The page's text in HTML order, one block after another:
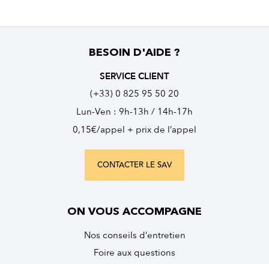
BESOIN D'AIDE ?
SERVICE CLIENT
(+33) 0 825 95 50 20
Lun-Ven : 9h-13h / 14h-17h
0,15€/appel + prix de l’appel
CONTACTER LE SAV
ON VOUS ACCOMPAGNE
Nos conseils d’entretien
Foire aux questions